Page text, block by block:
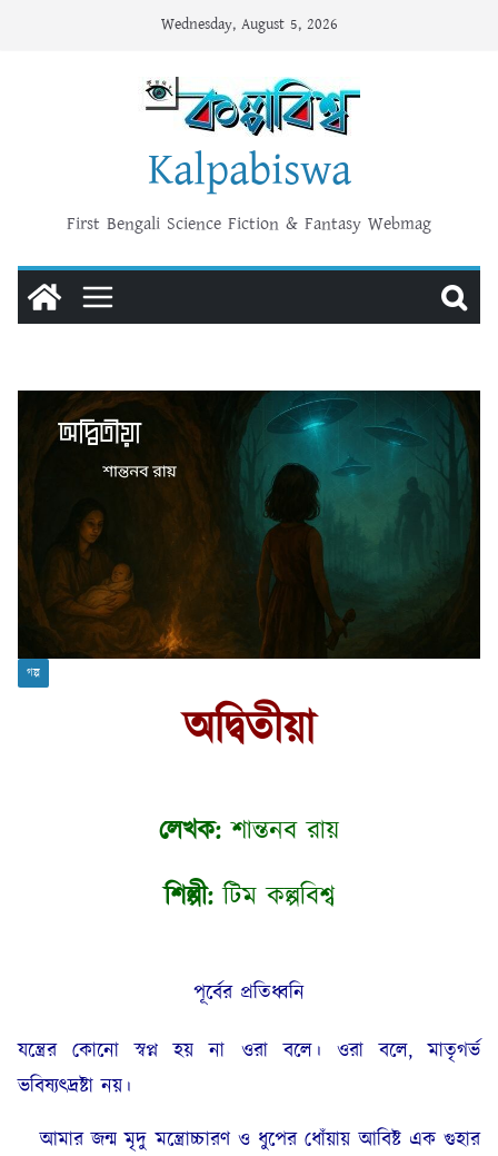
Wednesday, August 5, 2026
Kalpabiswa
First Bengali Science Fiction & Fantasy Webmag
গল্প
অদ্বিতীয়া
লেখক: শান্তনব রায়
শিল্পী:টিম কল্পবিশ্ব
পূর্বের প্রতিধ্বনি
যন্ত্রের কোনো স্বপ্ন হয় না ওরা বলে। ওরা বলে, মাতৃগর্ভ
ভবিষ্যৎদ্রষ্টা নয়।
আমার জন্ম মৃদু মন্ত্রোচ্চারণ ও ধুপের ধোঁয়ায় আবিষ্ট এক গুহার